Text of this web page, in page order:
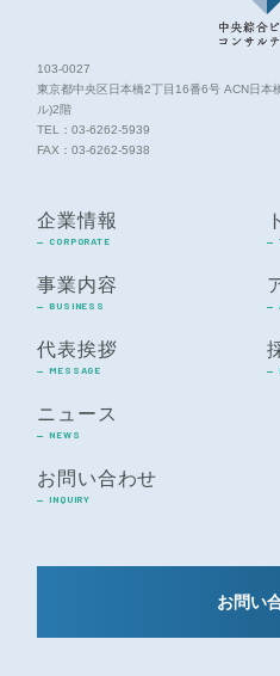
103-0027
東京都中央区日本橋2丁目16番6号 ACN日本
ル)2階
TEL：03-6262-5939
FAX：03-6262-5938
企業情報
CORPORATE
事業内容
BUSINESS
代表挨拶
MESSAGE
ニュース
NEWS
お問い合わせ
INQUIRY
お問い